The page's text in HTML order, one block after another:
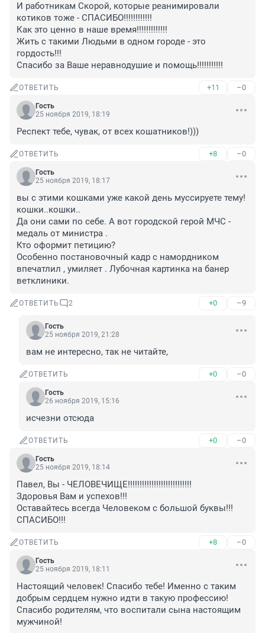
И работникам Скорой, которые реанимировали
котиков тоже - СПАСИБО!!!!!!!!!!!!
Как это ценно в наше время!!!!!!!!!!!!!
Жить с такими Людьми в одном городе - это
гордость!!!
Спасибо за Ваше неравнодушие и помощь!!!!!!!!!!!
ОТВЕТИТЬ +11 –0
Гость
25 ноября 2019, 18:19
Респект тебе, чувак, от всех кошатников!)))
ОТВЕТИТЬ +8 –0
Гость
25 ноября 2019, 18:17
вы с этими кошками уже какой день муссируете тему!
кошки..кошки..
Да они сами по себе. А вот городской герой МЧС -
медаль от министра .
Кто оформит петицию?
Особенно постановочный кадр с намордником
впечатлил , умиляет . Лубочная картинка на банер
ветклиники.
ОТВЕТИТЬ 2 +0 –9
Гость
25 ноября 2019, 21:28
вам не интересно, так не читайте,
ОТВЕТИТЬ +0 –0
Гость
26 ноября 2019, 15:16
исчезни отсюда
ОТВЕТИТЬ +0 –0
Гость
25 ноября 2019, 18:14
Павел, Вы - ЧЕЛОВЕЧИЩЕ!!!!!!!!!!!!!!!!!!!!!!!!!!!
Здоровья Вам и успехов!!!
Оставайтесь всегда Человеком с большой буквы!!!
СПАСИБО!!!
ОТВЕТИТЬ +8 –0
Гость
25 ноября 2019, 18:11
Настоящий человек! Спасибо тебе! Именно с таким
добрым сердцем нужно идти в такую профессию!
Спасибо родителям, что воспитали сына настоящим
мужчиной!